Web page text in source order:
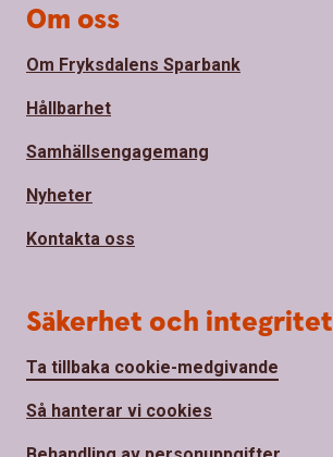
Om oss
Om Fryksdalens Sparbank
Hållbarhet
Samhällsengagemang
Nyheter
Kontakta oss
Säkerhet och integritet
Ta tillbaka cookie-medgivande
Så hanterar vi cookies